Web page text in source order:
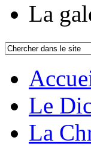
La
Le
La